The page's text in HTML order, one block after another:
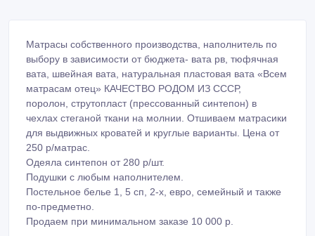
Матрасы собственного производства, наполнитель по
выбору в зависимости от бюджета- вата рв, тюфячная
вата, швейная вата, натуральная пластовая вата «Всем
матрасам отец» КАЧЕСТВО РОДОМ ИЗ СССР,
поролон, струтопласт (прессованный синтепон) в
чехлах стеганой ткани на молнии. Отшиваем матрасики
для выдвижных кроватей и круглые варианты. Цена от
250 р/матрас.
Одеяла синтепон от 280 р/шт.
Подушки с любым наполнителем.
Постельное белье 1, 5 сп, 2-х, евро, семейный и также
по-предметно.
Продаем при минимальном заказе 10 000 р.